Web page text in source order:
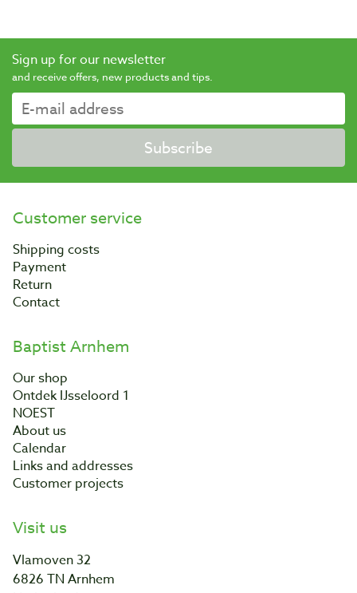
Sign up for our newsletter
and receive offers, new products and tips.
Subscribe
Customer service
Shipping costs
Payment
Return
Contact
Baptist Arnhem
Our shop
Ontdek IJsseloord 1
NOEST
About us
Calendar
Links and addresses
Customer projects
Visit us
Vlamoven 32
6826 TN Arnhem